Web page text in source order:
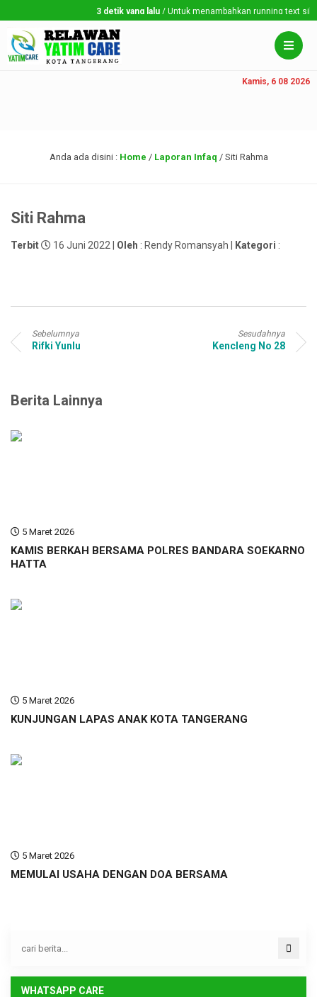
3 detik yang lalu/ Untuk menambahkan running text
Kamis, 6 08 2026
Anda ada disini : Home / Laporan Infaq / Siti Rahma
Siti Rahma
Terbit 16 Juni 2022 | Oleh : Rendy Romansyah | Kategori :
Sebelumnya
Rifki Yunlu
Sesudahnya
Kencleng No 28
Berita Lainnya
5 Maret 2026
KAMIS BERKAH BERSAMA POLRES BANDARA SOEKARNO
HATTA
5 Maret 2026
KUNJUNGAN LAPAS ANAK KOTA TANGERANG
5 Maret 2026
MEMULAI USAHA DENGAN DOA BERSAMA
WHATSAPP CARE